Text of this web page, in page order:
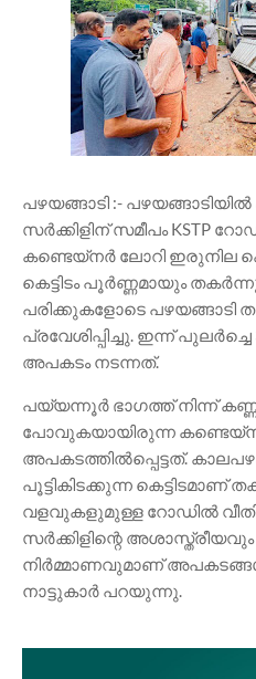
പഴയങ്ങാടി :-
സർക്കിളിന് സമീപം KSTP
കണ്ടെയ്നർ ലോറി ഇരുനില
കെട്ടിടം പൂർണ്ണമായും
പരിക്കുകളോടെ
പ്രവേശിപ്പിച്ചു. ഇന്ന്
അപകടം നടന്നത്.
പയ്യന്നൂർ ഭാഗത്ത് നിന്ന്
പോവുകയായിരുന്ന
അപകടത്തിൽപ്പെട്ടത്.
പൂട്ടികിടക്കുന്ന
വളവുകളുമുള്ള റോഡിൽ
സർക്കിളിന്റെ
നിർമ്മാണവുമാണ്
നാട്ടുകാർ പറയുന്നു.